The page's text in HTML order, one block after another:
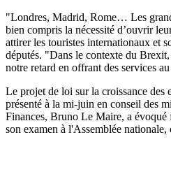
"Londres, Madrid, Rome… Les
bien compris la nécessité d’ouvrir
attirer les touristes internationaux et
députés. "Dans le contexte du
notre retard en offrant des services
Le projet de loi sur la croissance des
présenté à la mi-juin en conseil des
Finances, Bruno Le Maire, a
son examen à l'Assemblée